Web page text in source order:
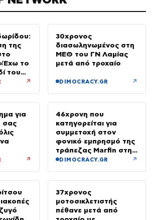
της
το
του
↗
30χρονος
διασωληνωμένος στη
ΜΕΘ του ΓΝ Λαμίας
μετά από τροχαίο
DIMOCRACY.GR ↗
για
σας
↗
46χρονη που
κατηγορείται για
συμμετοχή στον
φονικό εμπρησμό της
τράπεζας Marfin στην
Αθήνα
DIMOCRACY.GR ↗
37χρονος
μοτοσικλετιστής
πέθανε μετά από